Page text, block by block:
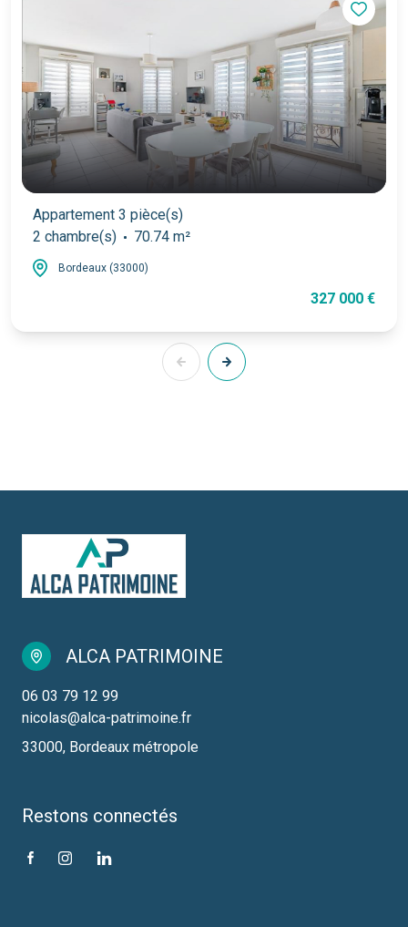
Appartement 3 pièce(s)
2 chambre(s)
70.74 m²
Bordeaux (33000)
327 000 €
ALCA PATRIMOINE
06 03 79 12 99
nicolas@alca-patrimoine.fr
33000, Bordeaux métropole
Restons connectés